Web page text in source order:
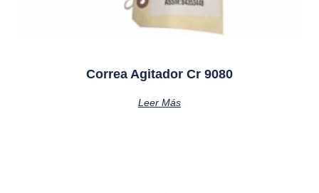
Correa Agitador Cr 9080
Leer Más